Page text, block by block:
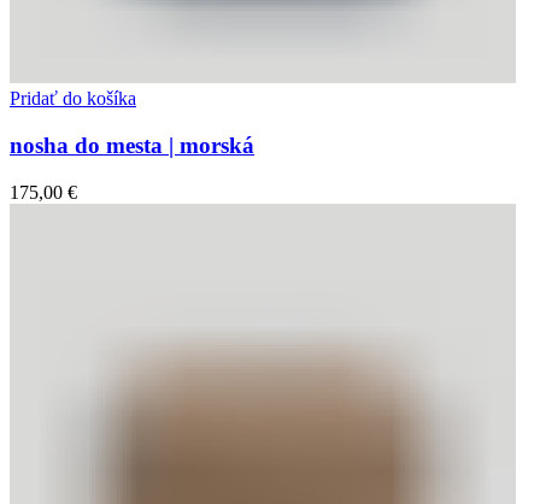
Pridať do košíka
nosha do mesta | morská
175,00 €